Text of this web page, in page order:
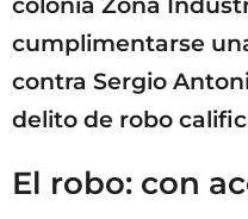
cumplimentarse
contra Sergio
delito de robo
El robo: con